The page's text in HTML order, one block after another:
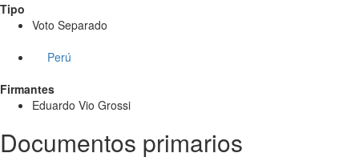
Tipo
Voto Separado
Perú
Firmantes
Eduardo Vio Grossi
Documentos primarios